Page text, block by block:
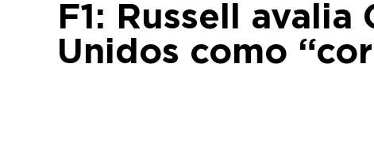
F1: Russell avalia
Unidos como